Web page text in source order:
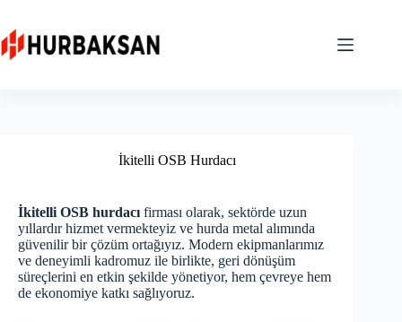
content
İkitelli OSB Hurdacı
İkitelli OSB hurdacı firması olarak, sektörde uzun
yıllardır hizmet vermekteyiz ve hurda metal alımında
güvenilir bir çözüm ortağıyız. Modern ekipmanlarımız
ve deneyimli kadromuz ile birlikte, geri dönüşüm
süreçlerini en etkin şekilde yönetiyor, hem çevreye hem
de ekonomiye katkı sağlıyoruz.